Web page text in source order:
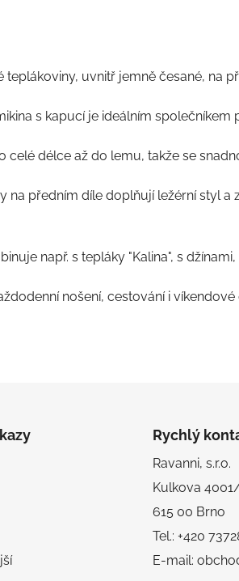
teplákoviny, uvnitř jemně česané, na
s kapucí je ideálním společníkem
celé délce až do lemu, takže se
na předním díle doplňují ležérní styl
např. s tepláky "Kalina", s
nošení, cestování i
Rychlý
Ravanni, s.r.o.
Kulkova
615 00 Brno
Tel.: +420
E-mail: